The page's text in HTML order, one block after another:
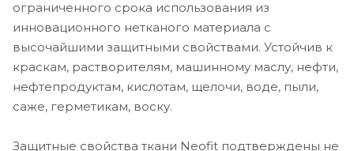
ограниченного срока использования из
инновационного нетканого материала с
высочайшими защитными свойствами. Устойчив к
краскам, растворителям, машинному маслу, нефти,
нефтепродуктам, кислотам, щелочи, воде, пыли,
саже, герметикам, воску.
Защитные свойства ткани Neofit подтверждены не